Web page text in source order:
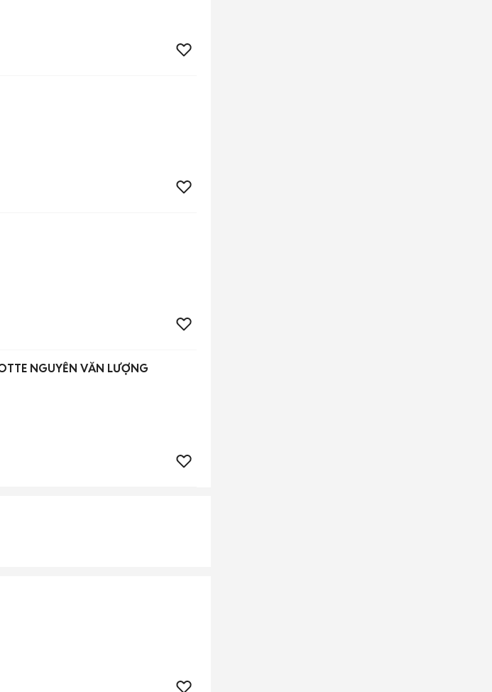
NGUYỄN VĂN LƯỢNG